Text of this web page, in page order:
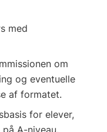
med
om
og eventuelle
af formatet.
for elever,